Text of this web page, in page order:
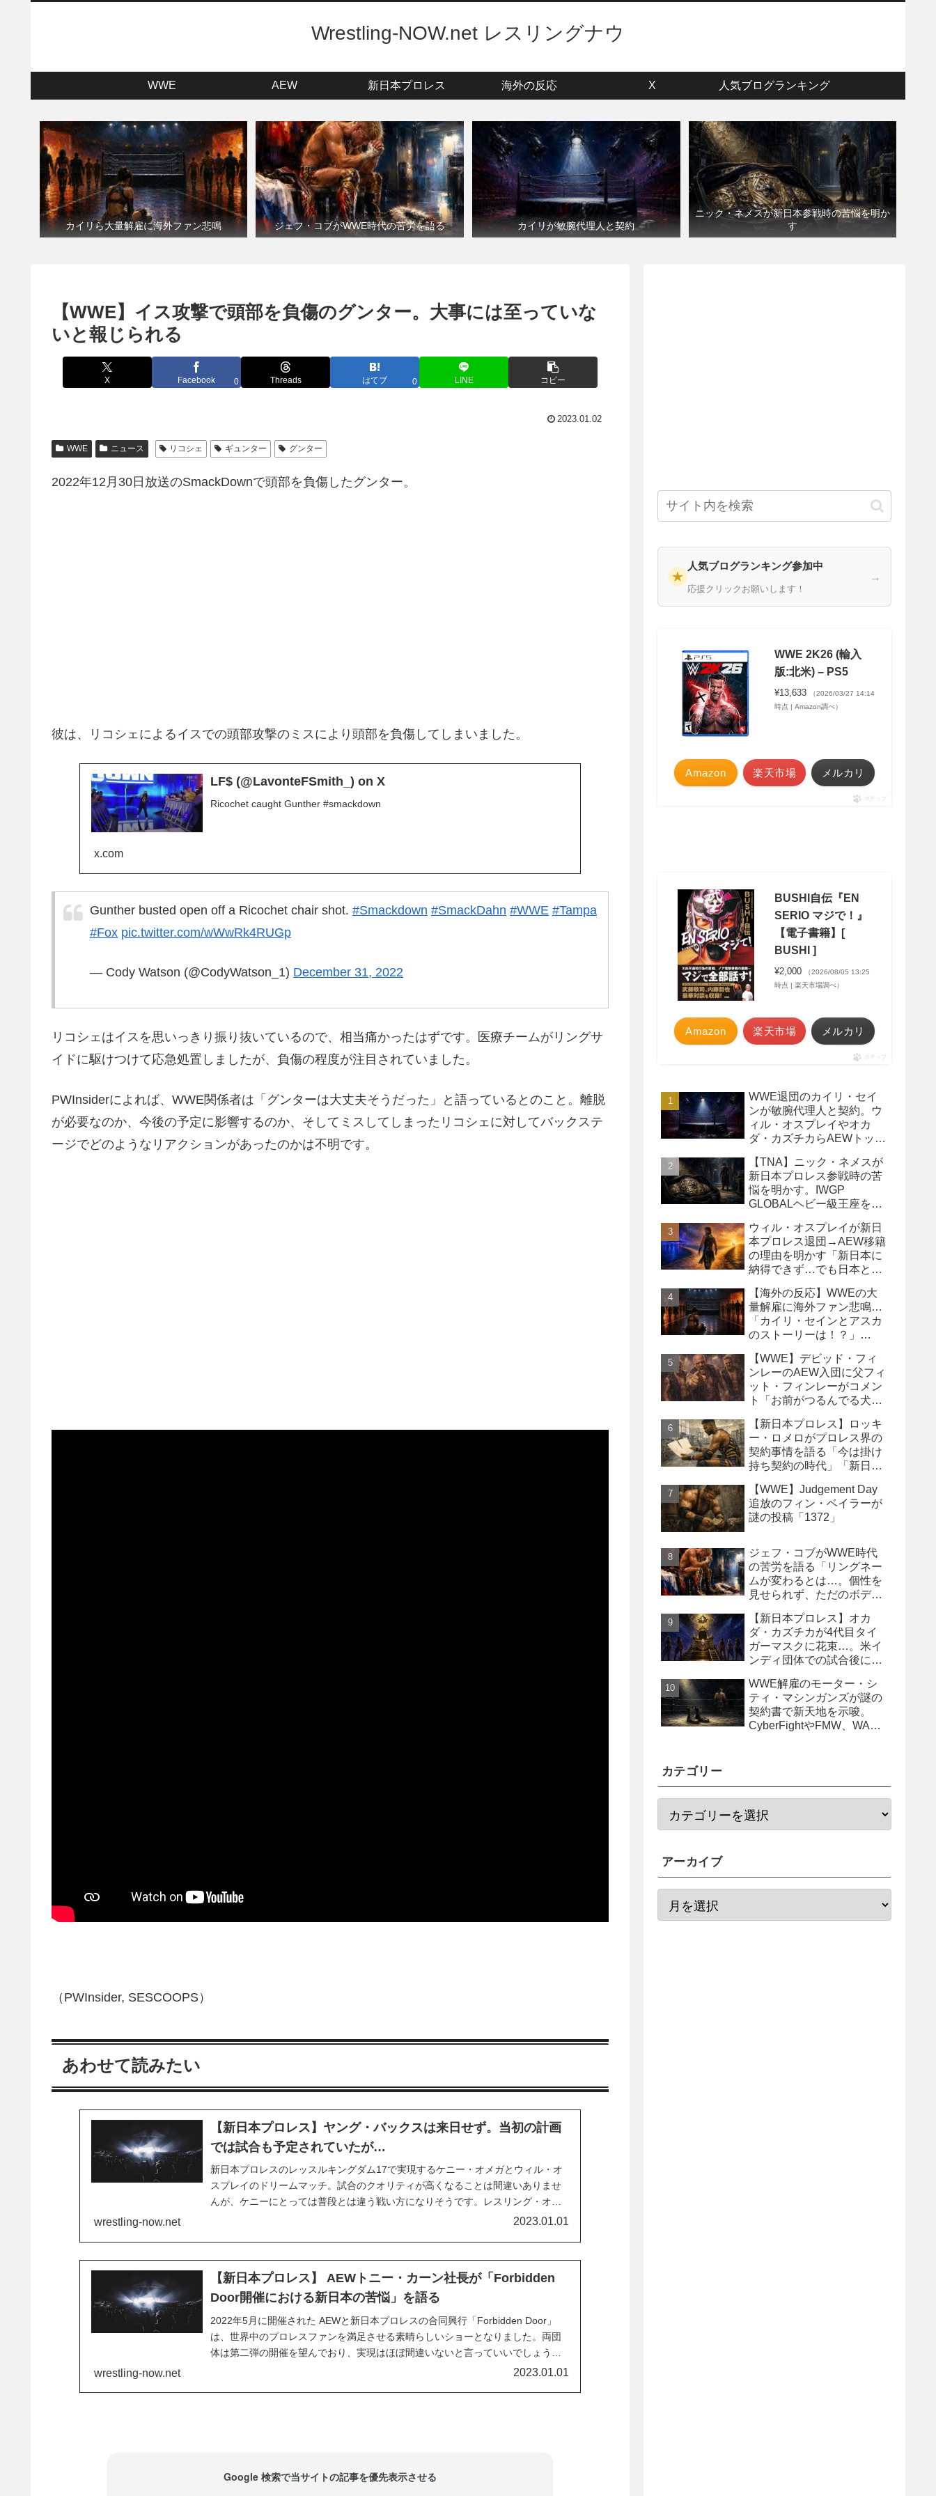
Wrestling-NOW.net レスリングナウ
WWE AEW 新日本プロレス 海外の反応 X 人気ブログランキング
カイリら大量解雇に海外ファン悲鳴 ジェフ・コブがWWE時代の苦労を語る カイリが敏腕代理人と契約
ニック・ネメスが新日本参戦時の苦悩を明か
す
【WWE】イス攻撃で頭部を負傷のグンター。大事には至っていな
いと報じられる
X Facebook 0 Threads はてブ 0 LINE コピー
2023.01.02
WWE ニュース リコシェ ギュンター グンター
2022年12月30日放送のSmackDownで頭部を負傷したグンター。
彼は、リコシェによるイスでの頭部攻撃のミスにより頭部を負傷してしまいました。
LF$ (@LavonteFSmith_) on X
Ricochet caught Gunther #smackdown
x.com
Gunther busted open off a Ricochet chair shot. #Smackdown #SmackDahn #WWE #Tampa
#Fox pic.twitter.com/wWwRk4RUGp
— Cody Watson (@CodyWatson_1) December 31, 2022
リコシェはイスを思いっきり振り抜いているので、相当痛かったはずです。医療チームがリングサ
イドに駆けつけて応急処置しましたが、負傷の程度が注目されていました。
PWInsiderによれば、WWE関係者は「グンターは大丈夫そうだった」と語っているとのこと。離脱
が必要なのか、今後の予定に影響するのか、そしてミスしてしまったリコシェに対してバックステ
ージでどのようなリアクションがあったのかは不明です。
（PWInsider, SESCOOPS）
あわせて読みたい
【新日本プロレス】ヤング・バックスは来日せず。当初の計画
では試合も予定されていたが…
新日本プロレスのレッスルキングダム17で実現するケニー・オメガとウィル・オ
スプレイのドリームマッチ。試合のクオリティが高くなることは間違いありませ
んが、ケニーにとっては普段とは違う戦い方になりそうです。レスリング・オブ
ザーバーのデイブ・メルツァーによれば、ケニーと共にThe Eliteのメンバーとし
wrestling-now.net 2023.01.01
【新日本プロレス】 AEWトニー・カーン社長が「Forbidden
Door開催における新日本の苦悩」を語る
2022年5月に開催された AEWと新日本プロレスの合同興行「Forbidden Door」
は、世界中のプロレスファンを満足させる素晴らしいショーとなりました。両団
体は第二弾の開催を望んでおり、実現はほぼ間違いないと言っていいでしょう。
日本で開催されることになるかどうかは不明ですが、今後も両団体のクロスオー
wrestling-now.net 2023.01.01
Google 検索で当サイトの記事を優先表示させる
★
人気ブログランキング参加中
応援クリックお願いします！
→
WWE 2K26 (輸入
版:北米) – PS5
¥13,633
（2026/03/27 14:14
時点 | Amazon調べ）
Amazon 楽天市場 メルカリ
ポチップ
BUSHI自伝『EN
SERIO マジで！』
【電子書籍】[
BUSHI ]
¥2,000
（2026/08/05 13:25
時点 | 楽天市場調べ）
Amazon 楽天市場 メルカリ
ポチップ
WWE退団のカイリ・セイ
ンが敏腕代理人と契約。ウ
ィル・オスプレイやオカ
ダ・カズチカらAEWトップ
【TNA】ニック・ネメスが
新日本プロレス参戦時の苦
悩を明かす。IWGP
GLOBALヘビー級王座を
挫
ウィル・オスプレイが新日
本プロレス退団→AEW移籍
の理由を明かす「新日本に
納得できず…でも日本との
【海外の反応】WWEの大
量解雇に海外ファン悲鳴…
「カイリ・セインとアスカ
のストーリーは！？」
の犠牲になった」
【WWE】デビッド・フィ
ンレーのAEW入団に父フィ
ット・フィンレーがコメン
ト「お前がつるんでる犬連
【新日本プロレス】ロッキ
ー・ロメロがプロレス界の
契約事情を語る「今は掛け
持ち契約の時代」「新日本
るべき」
【WWE】Judgement Day
追放のフィン・ベイラーが
謎の投稿「1372」
ジェフ・コブがWWE時代
の苦労を語る「リングネー
ムが変わるとは…。個性を
見せられず、ただのボディ
【新日本プロレス】オカ
ダ・カズチカが4代目タイ
ガーマスクに花束…。米イ
ンディ団体での試合後にサ
WWE解雇のモーター・シ
ティ・マシンガンズが謎の
契約書で新天地を示唆。
CyberFightやFMW、WAR
カテゴリー
アーカイブ